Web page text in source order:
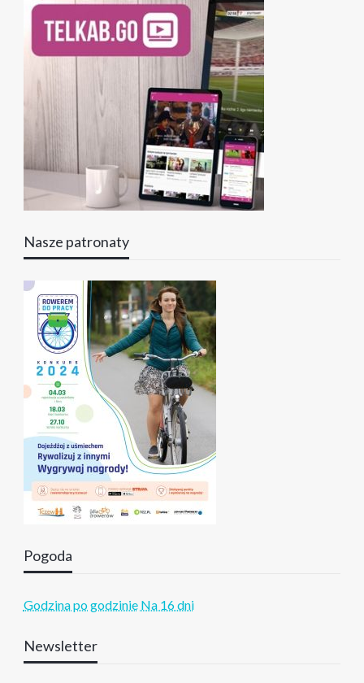
Nasze patronaty
Pogoda
Godzina po godzinie Na 16 dni
Newsletter